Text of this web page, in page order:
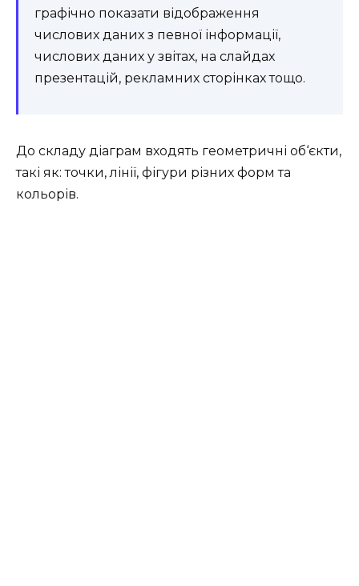
графічно показати відображення
числових даних з певної інформації,
числових даних у звітах, на слайдах
презентацій, рекламних сторінках тощо.
До складу діаграм входять геометричні об‘єкти,
такі як: точки, лінії, фігури різних форм та
кольорів.